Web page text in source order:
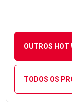
OUTROS HOT
TODOS OS